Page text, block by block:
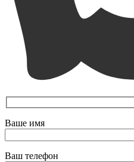
Ваше имя
Ваш телефон